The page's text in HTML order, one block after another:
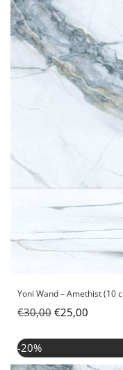
Yoni Wand – Amethist (10
€30,00 €25,00
-20%